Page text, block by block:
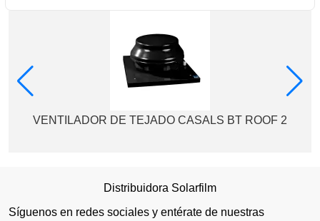
VENTILADOR DE TEJADO CASALS BT ROOF 2
Distribuidora Solarfilm
Síguenos en redes sociales y entérate de nuestras